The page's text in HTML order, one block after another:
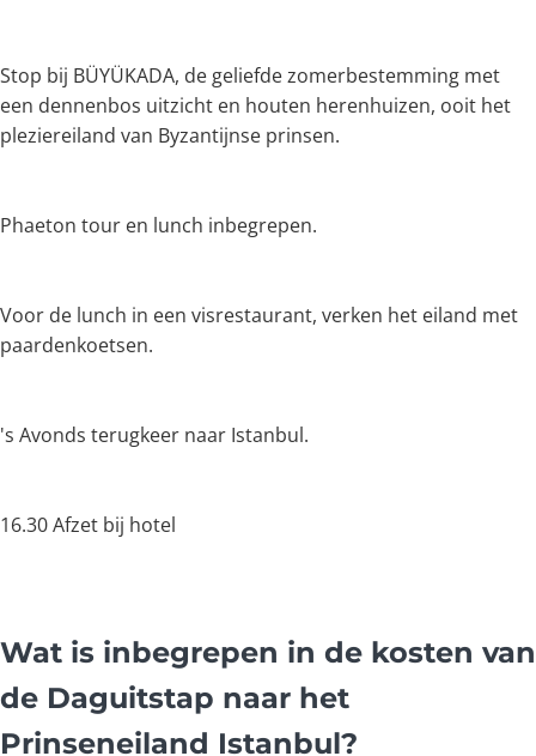
Stop bij BÜYÜKADA, de geliefde zomerbestemming met
een dennenbos uitzicht en houten herenhuizen, ooit het
pleziereiland van Byzantijnse prinsen.
Phaeton tour en lunch inbegrepen.
Voor de lunch in een visrestaurant, verken het eiland met
paardenkoetsen.
's Avonds terugkeer naar Istanbul.
16.30 Afzet bij hotel
Wat is inbegrepen in de kosten van
de Daguitstap naar het
Prinseneiland Istanbul?